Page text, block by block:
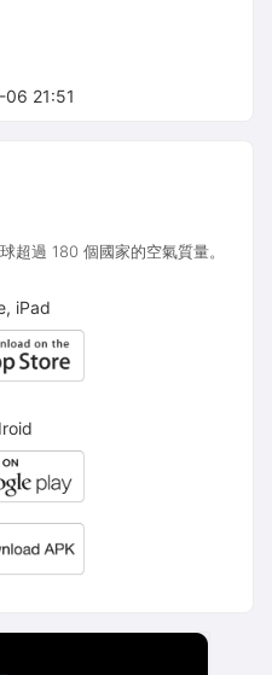
21:51
超過 180 個國家的空氣質量。
iPad